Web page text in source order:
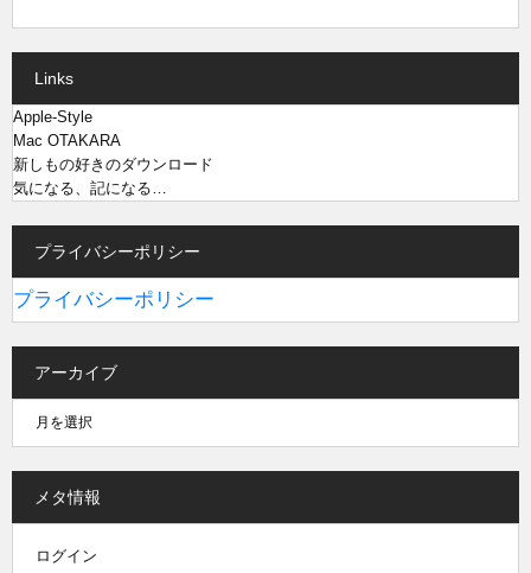
Links
Apple-Style
Mac OTAKARA
新しもの好きのダウンロード
気になる、記になる…
プライバシーポリシー
プライバシーポリシー
アーカイブ
メタ情報
ログイン